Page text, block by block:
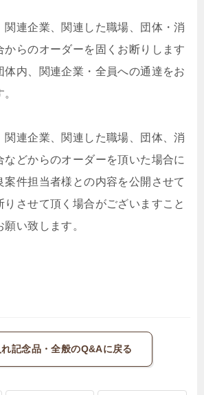
関連企業、関連した職場、団体・消
からのオーダーを固くお断りします
体内、関連企業・全員への通達をお
関連企業、関連した職場、団体、消
などからのオーダーを頂いた場合に
案件担当者様との内容を公開させて
りさせて頂く場合がございますこと
い致します。
記念品・全般のQ&Aに戻る